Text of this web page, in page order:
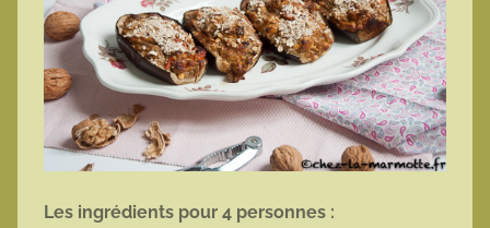
Les ingrédients pour 4 personnes :